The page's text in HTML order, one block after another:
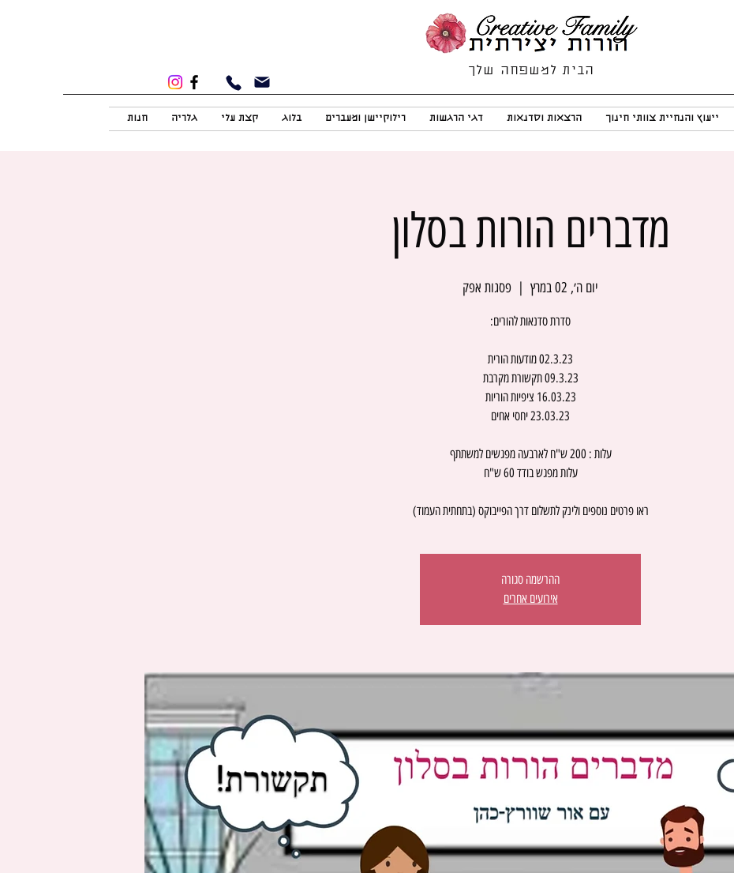
הבית למשפחה שלך
חנות גלריה קצת עלי בלוג רילוקיישן ומעברים דגי הרגשות הרצאות וסדנאות ייעוץ והנחיית צוותי חינוך
מדברים הורות בסלון
יום ה׳, 02 במרץ
  |
פסגות אפק
ראו פרטים נוספים ולינק לתשלום דרך הפייבוקס (בתחתית העמוד)
ההרשמה סגורה
אירועים אחרים